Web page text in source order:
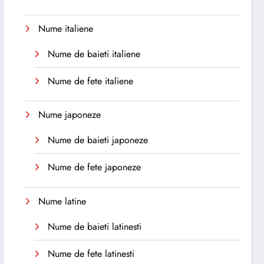
Nume italiene
Nume de baieti italiene
Nume de fete italiene
Nume japoneze
Nume de baieti japoneze
Nume de fete japoneze
Nume latine
Nume de baieti latinesti
Nume de fete latinesti